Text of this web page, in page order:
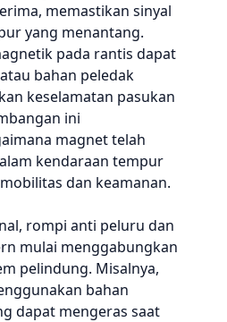
memastikan sinyal
yang menantang.
pada rantis dapat
bahan peledak
keselamatan pasukan
ini
magnet telah
kendaraan tempur
dan keamanan.
rompi anti peluru dan
mulai menggabungkan
pelindung. Misalnya,
bahan
dapat mengeras saat